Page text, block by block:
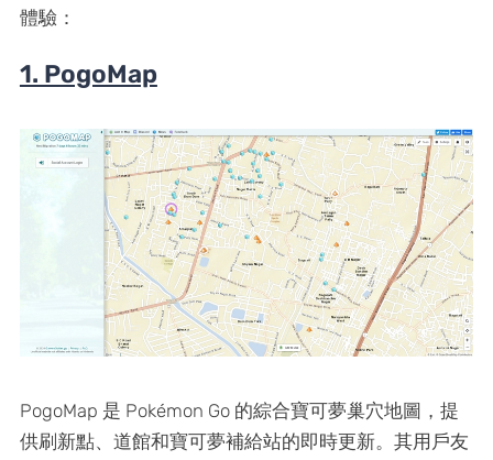
體驗：
1. PogoMap
PogoMap 是 Pokémon Go 的綜合寶可夢巢穴地圖，提
供刷新點、道館和寶可夢補給站的即時更新。其用戶友